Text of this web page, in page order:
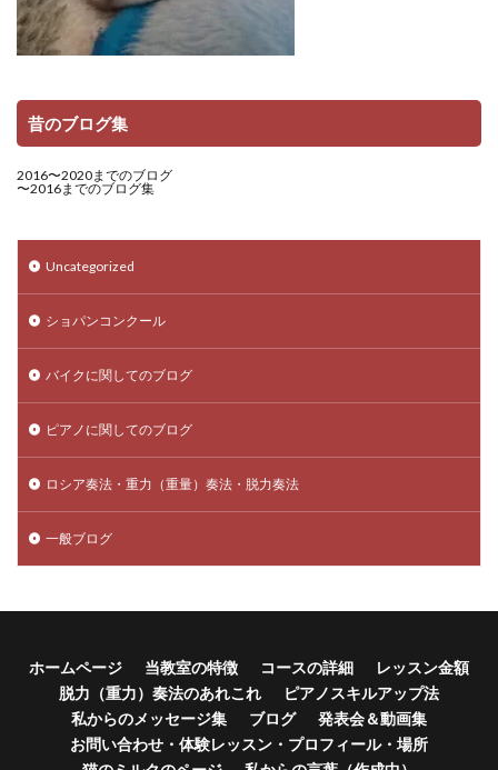
昔のブログ集
2016〜2020までのブログ
〜2016までのブログ集
Uncategorized
ショパンコンクール
バイクに関してのブログ
ピアノに関してのブログ
ロシア奏法・重力（重量）奏法・脱力奏法
一般ブログ
ホームページ 当教室の特徴 コースの詳細
レッスン金額
脱力（重力）奏法のあれこれ
ピアノスキルアップ法
私からのメッセージ集
ブログ
発表会＆動画集
お問い合わせ・体験レッスン・プロフィール・場所